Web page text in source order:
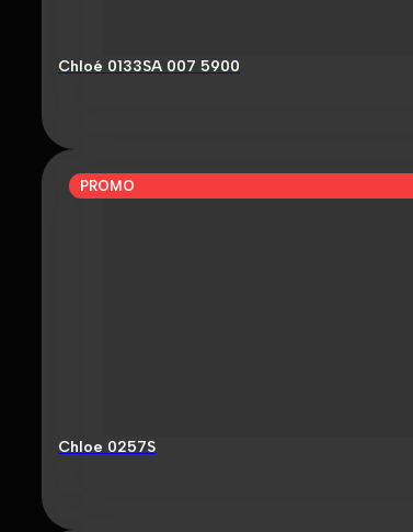
Chloé 0133SA 007 5900
PROMO
Chloe 0257S